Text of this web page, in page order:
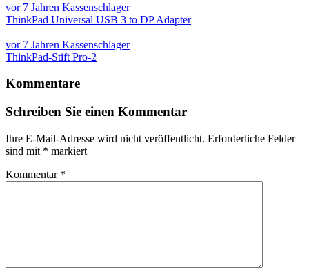
vor 7 Jahren Kassenschlager
ThinkPad Universal USB 3 to DP Adapter
vor 7 Jahren Kassenschlager
ThinkPad-Stift Pro-2
Kommentare
Schreiben Sie einen Kommentar
Ihre E-Mail-Adresse wird nicht veröffentlicht. Erforderliche Felder
sind mit * markiert
Kommentar *